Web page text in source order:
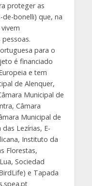
proteger as
de-bonelli) que, na
para o
é financiado
e tem
de Alenquer,
Municipal de
Câmara
Municipal de
Lezírias, E-
Instituto da
Florestas,
Sociedad
e Tapada